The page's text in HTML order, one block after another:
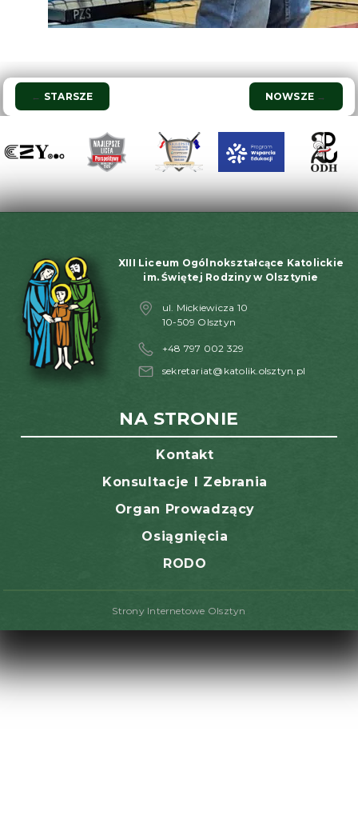
Nawigacja
wpisu
← STARSZE NOWSZE →
XIII Liceum Ogólnokształcące Katolickie
im. Świętej Rodziny w Olsztynie
ul. Mickiewicza 10
10-509 Olsztyn
+48 797 002 329
sekretariat@katolik.olsztyn.pl
NA STRONIE
Kontakt
Konsultacje I Zebrania
Organ Prowadzący
Osiągnięcia
RODO
Strony Internetowe Olsztyn